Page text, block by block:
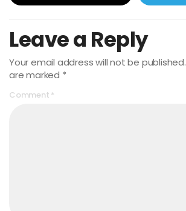
Leave a Reply
Your email address will not be published.
are marked *
Comment *